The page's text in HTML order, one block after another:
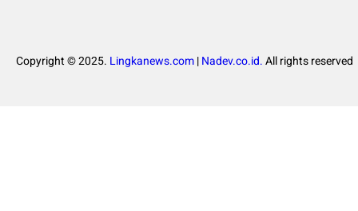
Copyright © 2025. Lingkanews.com|Nadev.co.id.All rights reserved